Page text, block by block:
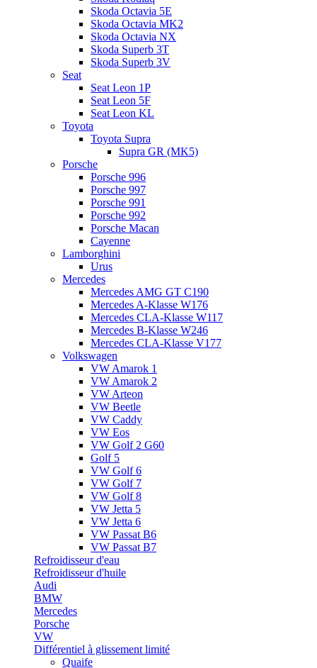
Skoda Octavia 5E
Skoda Octavia MK2
Skoda Octavia NX
Skoda Superb 3T
Skoda Superb 3V
Seat
Seat Leon 1P
Seat Leon 5F
Seat Leon KL
Toyota
Toyota Supra
Supra GR (MK5)
Porsche
Porsche 996
Porsche 997
Porsche 991
Porsche 992
Porsche Macan
Cayenne
Lamborghini
Urus
Mercedes
Mercedes AMG GT C190
Mercedes A-Klasse W176
Mercedes CLA-Klasse W117
Mercedes B-Klasse W246
Mercedes CLA-Klasse V177
Volkswagen
VW Amarok 1
VW Amarok 2
VW Arteon
VW Beetle
VW Caddy
VW Eos
VW Golf 2 G60
Golf 5
VW Golf 6
VW Golf 7
VW Golf 8
VW Jetta 5
VW Jetta 6
VW Passat B6
VW Passat B7
Refroidisseur d'eau
Refroidisseur d'huile
Audi
BMW
Mercedes
Porsche
VW
Différentiel à glissement limité
Quaife